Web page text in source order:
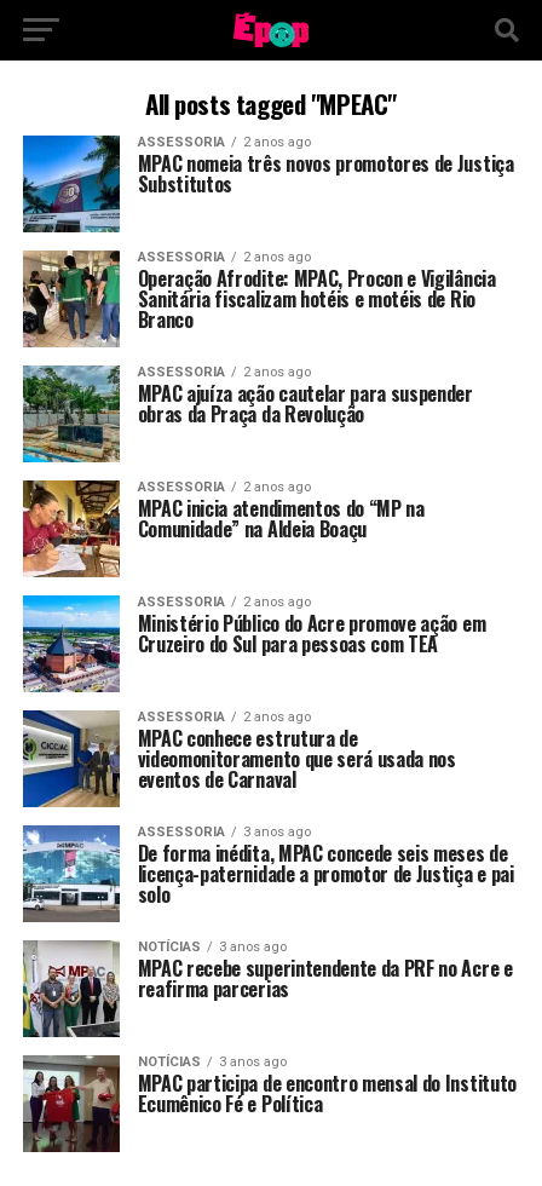
All posts tagged "MPEAC"
ASSESSORIA 2 anos ago
MPAC nomeia três novos promotores de Justiça
Substitutos
ASSESSORIA 2 anos ago
Operação Afrodite: MPAC, Procon e Vigilância
Sanitária fiscalizam hotéis e motéis de Rio
Branco
ASSESSORIA 2 anos ago
MPAC ajuíza ação cautelar para suspender
obras da Praça da Revolução
ASSESSORIA 2 anos ago
MPAC inicia atendimentos do “MP na
Comunidade” na Aldeia Boaçu
ASSESSORIA 2 anos ago
Ministério Público do Acre promove ação em
Cruzeiro do Sul para pessoas com TEA
ASSESSORIA 2 anos ago
MPAC conhece estrutura de
videomonitoramento que será usada nos
eventos de Carnaval
ASSESSORIA 3 anos ago
De forma inédita, MPAC concede seis meses de
licença-paternidade a promotor de Justiça e pai
solo
NOTÍCIAS 3 anos ago
MPAC recebe superintendente da PRF no Acre e
reafirma parcerias
NOTÍCIAS 3 anos ago
MPAC participa de encontro mensal do Instituto
Ecumênico Fé e Política